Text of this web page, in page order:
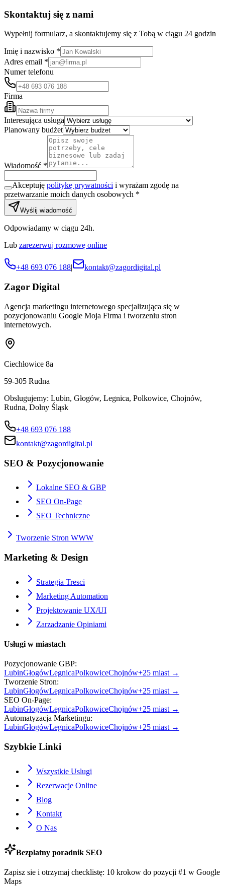
Skontaktuj się z nami
Wypełnij formularz, a skontaktujemy się z Tobą w ciągu 24 godzin
Imię i nazwisko *
Adres email *
Numer telefonu
Firma
Interesująca usługa
Planowany budżet
Wiadomość *
Akceptuję politykę prywatności i wyrażam zgodę na
przetwarzanie moich danych osobowych *
Wyślij wiadomość
Odpowiadamy w ciągu 24h.
Lub zarezerwuj rozmowę online
+48 693 076 188| kontakt@zagordigital.pl
Zagor Digital
Agencja marketingu internetowego specjalizująca się w
pozycjonowaniu Google Moja Firma i tworzeniu stron
internetowych.
Ciechłowice 8a
59-305 Rudna
Obslugujemy: Lubin, Głogów, Legnica, Polkowice, Chojnów,
Rudna, Dolny Śląsk
+48 693 076 188
kontakt@zagordigital.pl
SEO & Pozycjonowanie
Lokalne SEO & GBP
SEO On-Page
SEO Techniczne
Tworzenie Stron WWW
Marketing & Design
Strategia Tresci
Marketing Automation
Projektowanie UX/UI
Zarzadzanie Opiniami
Usługi w miastach
Pozycjonowanie GBP:
LubinGłogówLegnicaPolkowiceChojnów+25 miast →
Tworzenie Stron:
LubinGłogówLegnicaPolkowiceChojnów+25 miast →
SEO On-Page:
LubinGłogówLegnicaPolkowiceChojnów+25 miast →
Automatyzacja Marketingu:
LubinGłogówLegnicaPolkowiceChojnów+25 miast →
Szybkie Linki
Wszystkie Uslugi
Rezerwacje Online
Blog
Kontakt
O Nas
Bezplatny poradnik SEO
Zapisz sie i otrzymaj checklistę: 10 krokow do pozycji #1 w Google
Maps